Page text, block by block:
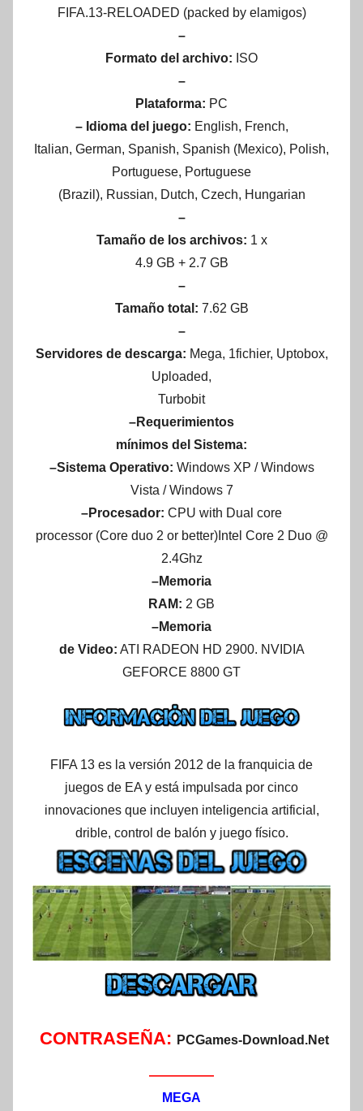
FIFA.13-RELOADED (packed by elamigos)
–
Formato del archivo: ISO
–
Plataforma: PC
– Idioma del juego: English, French,
Italian, German, Spanish, Spanish (Mexico), Polish,
Portuguese, Portuguese
(Brazil), Russian, Dutch, Czech, Hungarian
–
Tamaño de los archivos: 1 x
4.9 GB + 2.7 GB
–
Tamaño total: 7.62 GB
–
Servidores de descarga: Mega, 1fichier, Uptobox,
Uploaded,
Turbobit
–Requerimientos
mínimos del Sistema:
–Sistema Operativo: Windows XP / Windows
Vista / Windows 7
–Procesador: CPU with Dual core
processor (Core duo 2 or better)Intel Core 2 Duo @
2.4Ghz
–Memoria
RAM: 2 GB
–Memoria
de Video: ATI RADEON HD 2900. NVIDIA
GEFORCE 8800 GT
FIFA 13 es la versión 2012 de la franquicia de
juegos de EA y está impulsada por cinco
innovaciones que incluyen inteligencia artificial,
drible, control de balón y juego físico.
CONTRASEÑA: PCGames-Download.Net
—————
MEGA